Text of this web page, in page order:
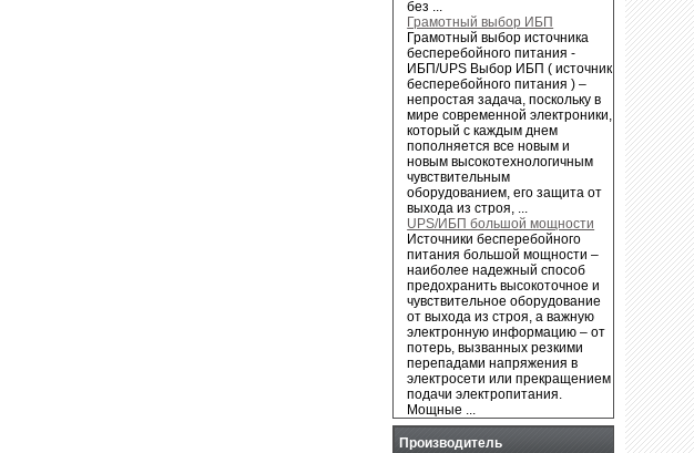
без ...
Грамотный выбор ИБП
Грамотный выбор источника
бесперебойного питания -
ИБП/UPS Выбор ИБП ( источник
бесперебойного питания ) –
непростая задача, поскольку в
мире современной электроники,
который с каждым днем
пополняется все новым и
новым высокотехнологичным
чувствительным
оборудованием, его защита от
выхода из строя, ...
UPS/ИБП большой мощности
Источники бесперебойного
питания большой мощности –
наиболее надежный способ
предохранить высокоточное и
чувствительное оборудование
от выхода из строя, а важную
электронную информацию – от
потерь, вызванных резкими
перепадами напряжения в
электросети или прекращением
подачи электропитания.
Мощные ...
Производитель